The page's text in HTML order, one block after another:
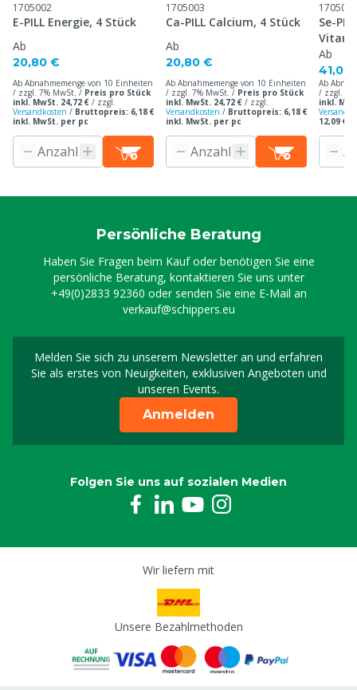
1705002
E-PILL Energie, 4 Stück
Ab
20,80 €
Ab Abnahmemenge von 10 Einheiten
/ zzgl. 7% MwSt. / Preis pro Stück
inkl. MwSt. 24,72 € / zzgl.
Versandkosten / Bruttopreis: 6,18 €
inkl. MwSt. per pc
1705003
Ca-PILL Calcium, 4 Stück
Ab
20,80 €
Ab Abnahmemenge von 10 Einheiten
/ zzgl. 7% MwSt. / Preis pro Stück
inkl. MwSt. 24,72 € / zzgl.
Versandkosten / Bruttopreis: 6,18 €
inkl. MwSt. per pc
1705007
Se-
Ab
41,00
Ab
/ zzgl.
inkl.
12,09 €
Persönliche Beratung
Haben Sie Fragen beim Kauf oder benötigen Sie eine
persönliche Beratung, kontaktieren Sie uns unter
+49(0)2833 92360 oder senden Sie eine E-Mail an
verkauf@schippers.eu
Melden Sie sich zu unserem Newsletter an und erfahren
Sie als erstes von Neuigkeiten, exklusiven Angeboten und
unseren Events.
Melden Sie sich für
Anmelden
Folgen Sie uns auf sozialen Medien
Wir liefern mit
Unsere Bezahlmethoden